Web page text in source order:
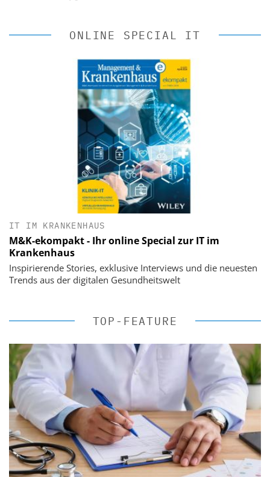
ONLINE SPECIAL IT
IT IM KRANKENHAUS
M&K-ekompakt - Ihr online Special zur IT im
Krankenhaus
Inspirierende Stories, exklusive Interviews und die neuesten
Trends aus der digitalen Gesundheitswelt
TOP-FEATURE